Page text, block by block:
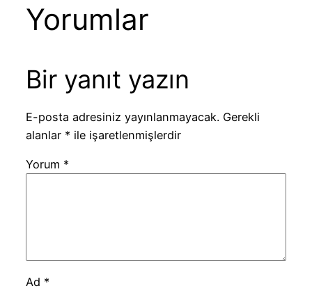
Yorumlar
Bir yanıt yazın
E-posta adresiniz yayınlanmayacak. Gerekli
alanlar * ile işaretlenmişlerdir
Yorum *
Ad *